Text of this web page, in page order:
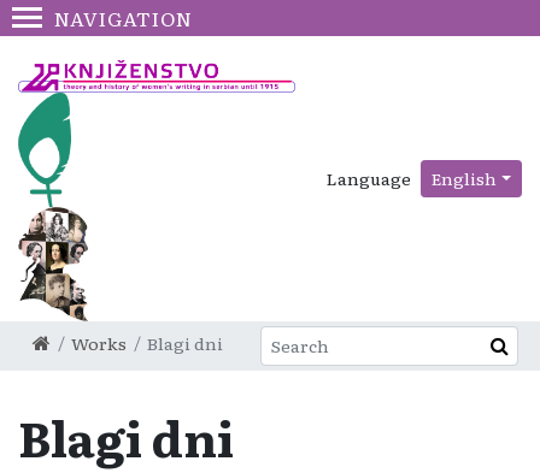
NAVIGATION
Language English
Works Blagi dni
Blagi dni